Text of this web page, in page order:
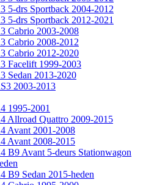
5-drs Sportback 2004-2012
5-drs Sportback 2012-2021
Cabrio 2003-2008
Cabrio 2008-2012
Cabrio 2012-2020
Facelift 1999-2003
Sedan 2013-2020
2003-2013
1995-2001
Allroad Quattro 2009-2015
Avant 2001-2008
Avant 2008-2015
B9 Avant 5-deurs Stationwagon
B9 Sedan 2015-heden